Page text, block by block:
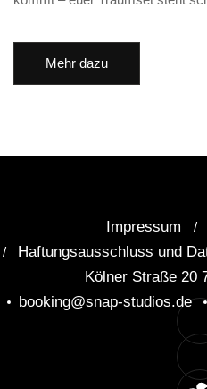
Mehr dazu
Impressum
Haftungsausschluss und
Kölner Straße 20
booking@snap-studios.de